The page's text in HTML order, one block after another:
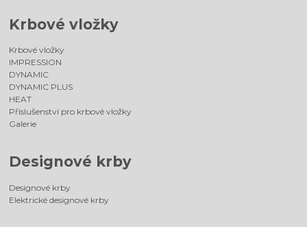
Krbové vložky
Krbové vložky
IMPRESSION
DYNAMIC
DYNAMIC PLUS
HEAT
Příslušenství pro krbové vložky
Galerie
Designové krby
Designové krby
Elektrické designové krby